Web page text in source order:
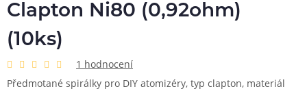
Clapton Ni80 (0,92ohm)
(10ks)
1 hodnocení
Předmotané spirálky pro DIY atomizéry, typ clapton, materiál